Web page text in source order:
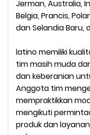
Jerman, Australia,
Belgia, Prancis,
dan Selandia Baru,
latinomemiliki
tim masih muda
dan keberanian
Anggota tim
mempraktikkan
mengikuti
produk dan